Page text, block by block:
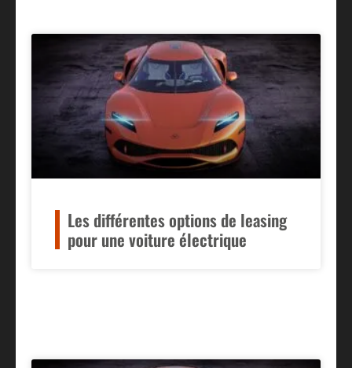
Les différentes options de leasing
pour une voiture électrique